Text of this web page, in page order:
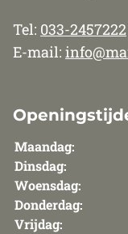
Tel: 033-2457222
E-mail:
Maandag:
Dinsdag:
Woensdag:
Donderdag:
Vrijdag: